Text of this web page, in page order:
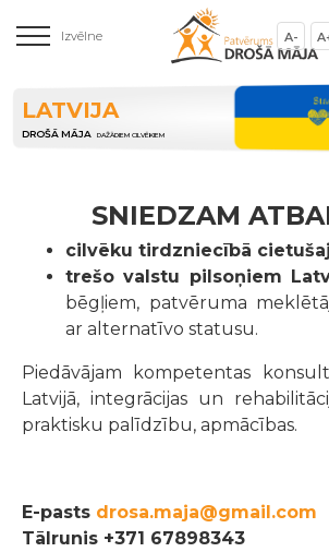
Izvēlne A-
LATVIJA
DROŠĀ MĀJA DAŽĀDIEM CILVĒKIEM
SNIEDZAM
cilvēku tirdzniecībā
trešo valstu pilsoņiem
bēgļiem, patvēruma
ar alternatīvo statusu.
Piedāvājam kompetentas
Latvijā, integrācijas un
praktisku palīdzību, apmācības.
E-pasts drosa.maja@gmail.com
Tālrunis +371 67898343